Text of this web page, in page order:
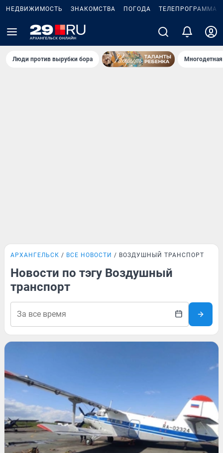
НЕДВИЖИМОСТЬ ЗНАКОМСТВА ПОГОДА ТЕЛЕПРОГРАММА
Люди против вырубки бора
АРХАНГЕЛЬСК ВСЕ НОВОСТИ ВОЗДУШНЫЙ ТРАНСПОРТ
Новости по тэгу Воздушный
транспорт